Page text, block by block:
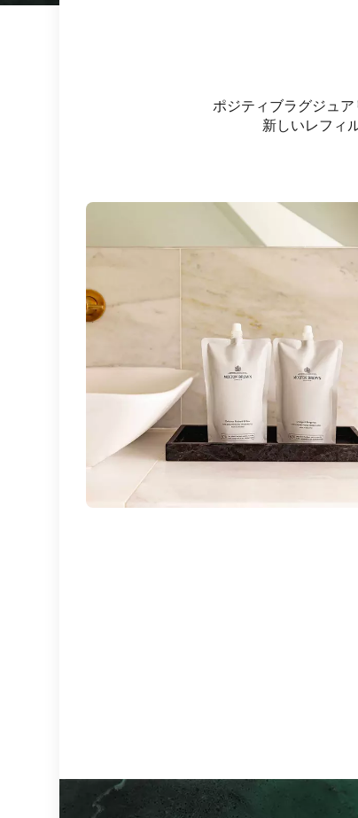
ポジティブラグジュ
新しいレフィ